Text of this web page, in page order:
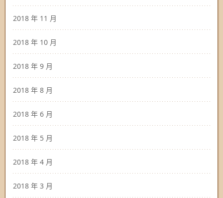
2018 年 11 月
2018 年 10 月
2018 年 9 月
2018 年 8 月
2018 年 6 月
2018 年 5 月
2018 年 4 月
2018 年 3 月